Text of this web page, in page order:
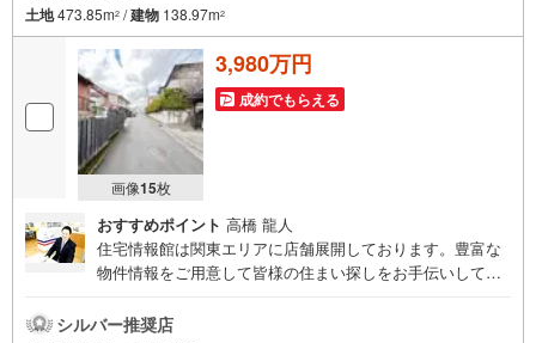
土地473.85m2 /建物 138.97m2
画像15枚
3,980万円
成約でもらえる
おすすめポイント 高橋 龍人
住宅情報館は関東エリアに店舗展開しております。豊富な
物件情報をご用意して皆様の住まい探しをお手伝いしてお
さい。住宅ローン相談会も同時開催中無理のない住宅ロー
シルバー推奨店